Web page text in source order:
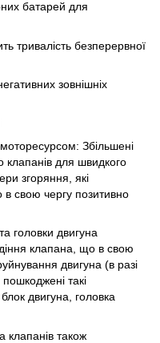
батарей для
тривалість безперервної
зовнішніх
Збільшені
клапанів для швидкого
згоряння, які
свою чергу позитивно
головки двигуна
клапана, що в свою
двигуна (в разі
такі
двигуна, головка
клапанів також